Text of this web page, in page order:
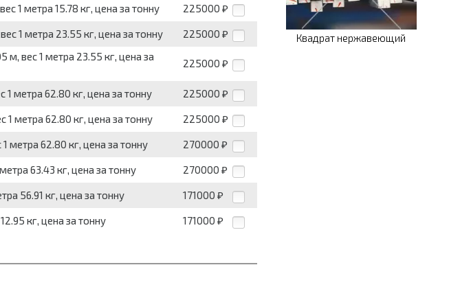
1 метра 15.78 кг, цена за тонну 225000 ₽
1 метра 23.55 кг, цена за тонну 225000 ₽
вес 1 метра 23.55 кг, цена за
225000 ₽
метра 62.80 кг, цена за тонну 225000 ₽
метра 62.80 кг, цена за тонну 225000 ₽
62.80 кг, цена за тонну 270000 ₽
63.43 кг, цена за тонну 270000 ₽
56.91 кг, цена за тонну 171000 ₽
кг, цена за тонну 171000 ₽
Квадрат нержавеющий